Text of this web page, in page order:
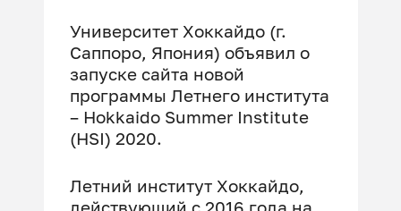
Университет Хоккайдо (г.
Саппоро, Япония) объявил о
запуске сайта новой
программы Летнего института
– Hokkaido Summer Institute
(HSI) 2020.
Летний институт Хоккайдо,